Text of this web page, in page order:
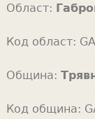
Област:
Код област:
Община:
Код община: